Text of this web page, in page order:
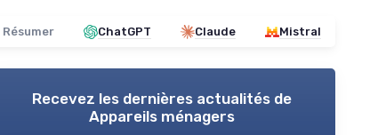
la
＋
Capacité de 11 L
familles
＋
Minuterie de60 minutes
★★★★★
★★★★★ 4,5/5 — 18441 avis
Résumer ChatGPT Claude Mistral
Recevez les dernières actualités de
Appareils ménagers